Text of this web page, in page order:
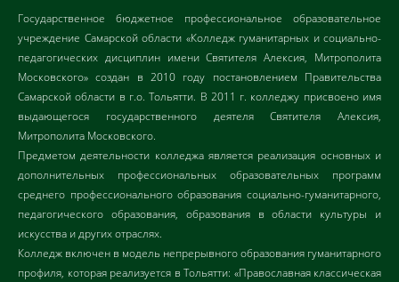
Государственное бюджетное профессиональное образовательное
учреждение Самарской области «Колледж гуманитарных и социально-
педагогических дисциплин имени Святителя Алексия, Митрополита
Московского» создан в 2010 году постановлением Правительства
Самарской области в г.о. Тольятти. В 2011 г. колледжу присвоено имя
выдающегося государственного деятеля Святителя Алексия,
Митрополита Московского.
Предметом деятельности колледжа является реализация основных и
дополнительных профессиональных образовательных программ
среднего профессионального образования социально-гуманитарного,
педагогического образования, образования в области культуры и
искусства и других отраслях.
Колледж включен в модель непрерывного образования гуманитарного
профиля, которая реализуется в Тольятти: «Православная классическая